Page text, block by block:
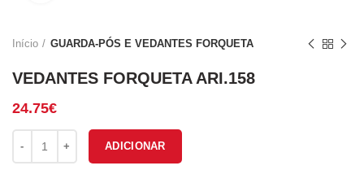
Início GUARDA-PÓS E VEDANTES FORQUETA
VEDANTES FORQUETA ARI.158
24.75€
ADICIONAR